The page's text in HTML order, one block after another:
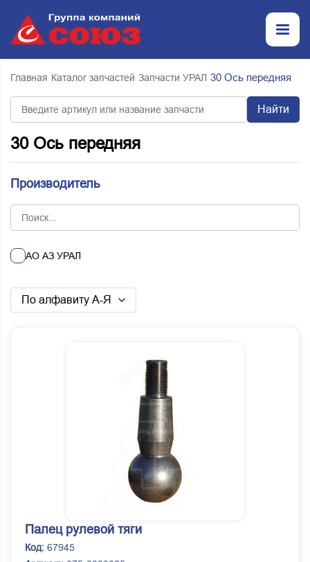
Главная Каталог запчастей Запчасти УРАЛ 30 Ось передняя
Найти
30 Ось передняя
Производитель
АО АЗ УРАЛ
По алфавиту А-Я
Палец рулевой тяги
Код: 67945